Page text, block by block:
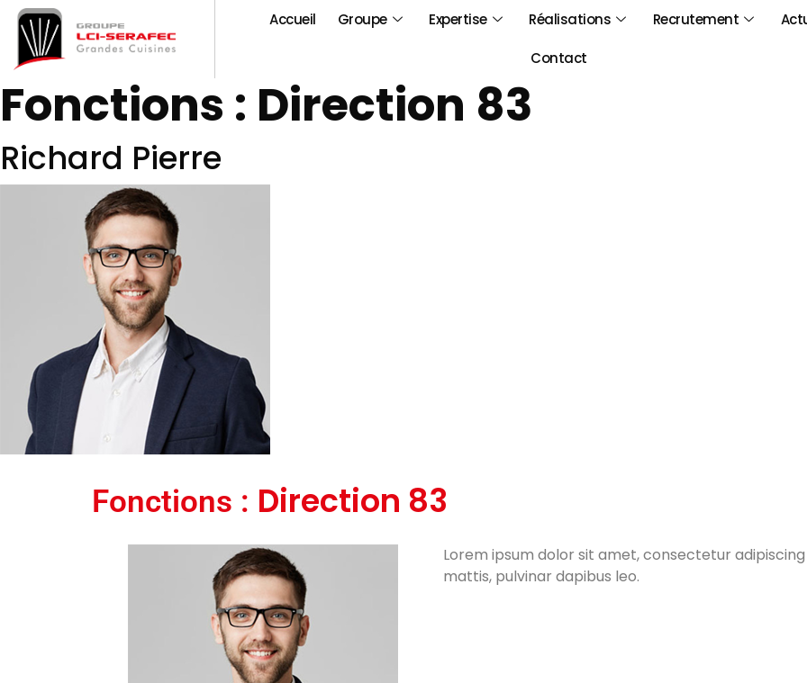
Accueil Groupe Expertise Réalisations Recrutement
Contact
Fonctions : Direction 83
Richard Pierre
Fonctions : Direction 83
Lorem ipsum dolor sit amet, consectetur
mattis, pulvinar dapibus leo.